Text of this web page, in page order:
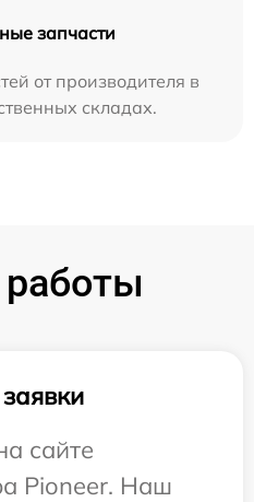
запчасти
от производителя в
складах.
сайте
Pioneer. Наш